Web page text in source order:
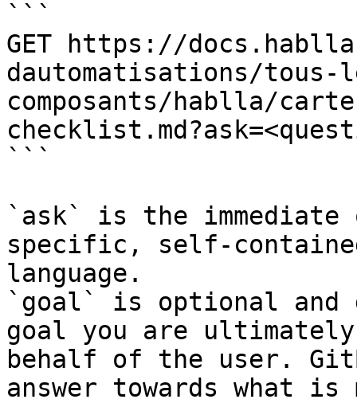
```
GET https://
dautomatisations/tous-
composants/hablla/
```
`ask` is the
specific, self-
language.
`goal` is optional and
goal you are
behalf of the user.
answer towards what